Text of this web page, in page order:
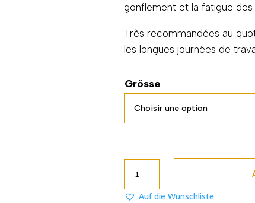
gonflement et la fatigue des
Très recommandées au
les longues journées de
Grösse
de
LikeAuf die Wunschliste